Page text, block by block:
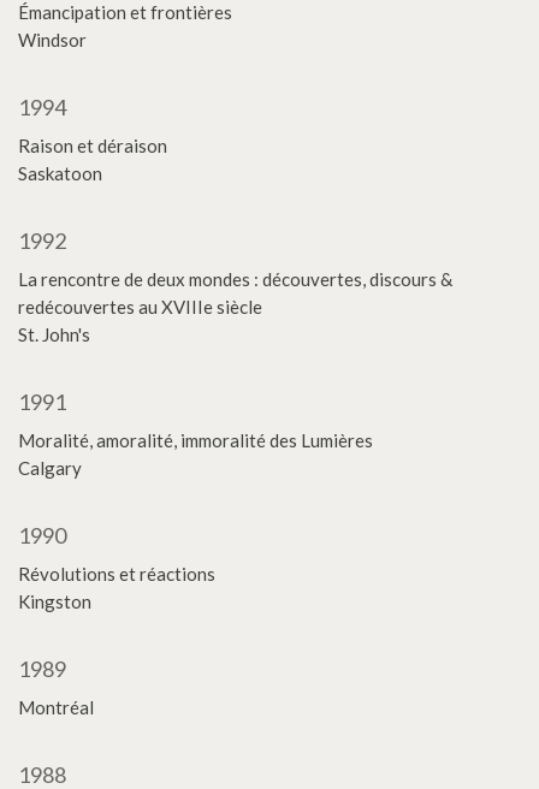
Émancipation et frontières
Windsor
1994
Raison et déraison
Saskatoon
1992
La rencontre de deux mondes : découvertes, discours &
redécouvertes au XVIIIe siècle
St. John's
1991
Moralité, amoralité, immoralité des Lumières
Calgary
1990
Révolutions et réactions
Kingston
1989
Montréal
1988